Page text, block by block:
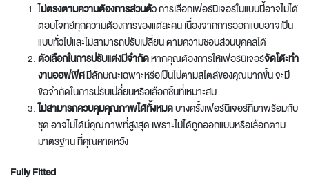
ไม่ตรงตามความต้องการส่วนตัว การเลือกเฟอร์นิเจอร์ในแบบนี้อาจไม่ได้
ตอบโจทย์ทุกความต้องการของแต่ละคน เนื่องจากการออกแบบอาจเป็น
แบบทั่วไปและไม่สามารถปรับเปลี่ยน ตามความชอบส่วนบุคคลได้
ตัวเลือกในการปรับแต่งมีจำกัดหากคุณต้องการให้เฟอร์นิเจอร์จัดโต๊ะทํา
งานออฟฟิศมีลักษณะเฉพาะหรือเป็นไปตามสไตล์ของคุณมากขึ้น จะมี
ข้อจำกัดในการปรับเปลี่ยนหรือเลือกชิ้นที่เหมาะสม
ไม่สามารถควบคุมคุณภาพได้ทั้งหมดบางครั้งเฟอร์นิเจอร์ที่มาพร้อมกับ
ชุด อาจไม่ได้มีคุณภาพที่สูงสุด เพราะไม่ได้ถูกออกแบบหรือเลือกตาม
มาตรฐาน ที่คุณคาดหวัง
Fully Fitted